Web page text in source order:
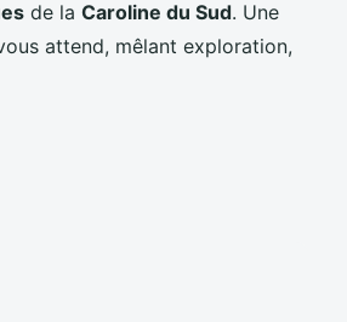
de la Caroline du Sud. Une
attend, mêlant exploration,